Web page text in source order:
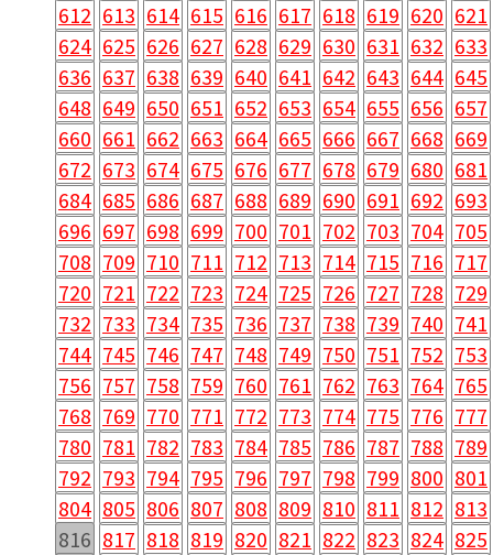
612 613 614 615 616 617 618 619 620 621
624 625 626 627 628 629 630 631 632 633
636 637 638 639 640 641 642 643 644 645
648 649 650 651 652 653 654 655 656 657
660 661 662 663 664 665 666 667 668 669
672 673 674 675 676 677 678 679 680 681
684 685 686 687 688 689 690 691 692 693
696 697 698 699 700 701 702 703 704 705
708 709 710 711 712 713 714 715 716 717
720 721 722 723 724 725 726 727 728 729
732 733 734 735 736 737 738 739 740 741
744 745 746 747 748 749 750 751 752 753
756 757 758 759 760 761 762 763 764 765
768 769 770 771 772 773 774 775 776 777
780 781 782 783 784 785 786 787 788 789
792 793 794 795 796 797 798 799 800 801
804 805 806 807 808 809 810 811 812 813
816 817 818 819 820 821 822 823 824 825